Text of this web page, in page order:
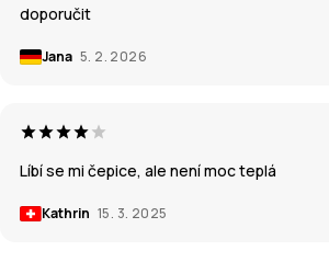
doporučit
Jana 5. 2. 2026
Líbí se mi čepice, ale není moc teplá
Kathrin 15. 3. 2025